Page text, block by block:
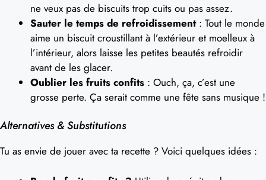
ne veux pas de biscuits trop cuits ou pas assez.
Sauter le temps de refroidissement: Tout le monde
aime un biscuit croustillant à l’extérieur et moelleux à
l’intérieur, alors laisse les petites beautés refroidir
avant de les glacer.
Oublier les fruits confits : Ouch, ça, c’est une
grosse perte. Ça serait comme une fête sans musique !
Alternatives & Substitutions
Tu as envie de jouer avec ta recette ? Voici quelques idées :